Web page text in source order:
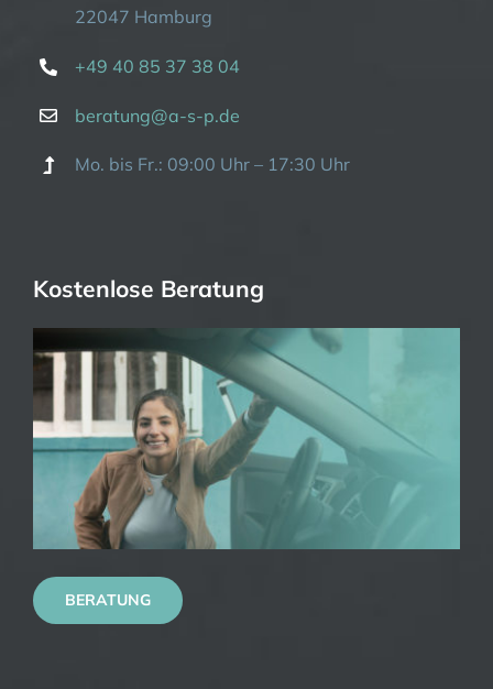
22047 Hamburg
+49 40 85 37 38 04
beratung@a-s-p.de
Mo. bis Fr.: 09:00 Uhr – 17:30 Uhr
Kostenlose Beratung
BERATUNG